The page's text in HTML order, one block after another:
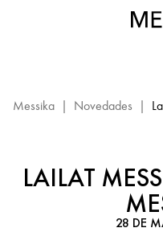
excepcional
Messika | Novedades |
LAILAT
28 DE